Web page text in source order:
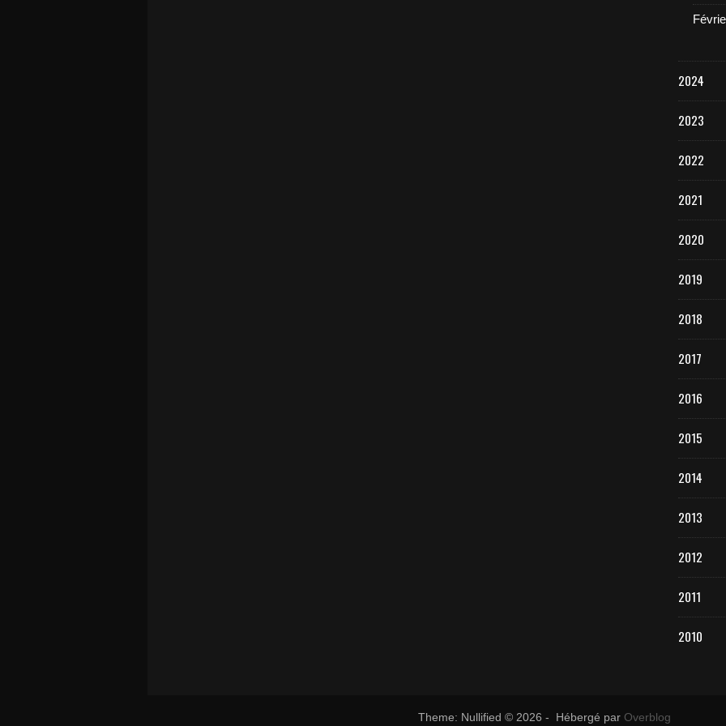
2024
2023
2022
2021
2020
2019
2018
2017
2016
2015
2014
2013
2012
2011
2010
Theme: Nullified © 2026 - Hébergé par Overblog